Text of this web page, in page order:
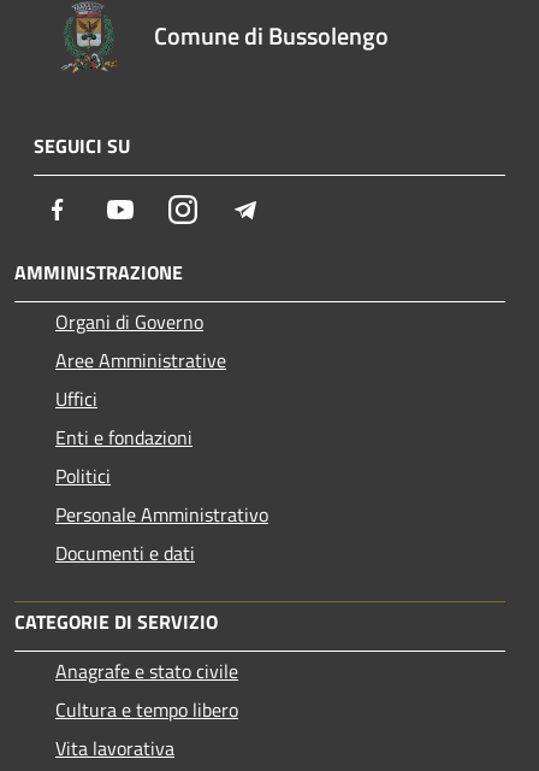
Comune di Bussolengo
SEGUICI SU
Facebook YoutubeInstagram
AMMINISTRAZIONE
Organi di Governo
Aree Amministrative
Uffici
Enti e fondazioni
Politici
Personale Amministrativo
Documenti e dati
CATEGORIE DI SERVIZIO
Anagrafe e stato civile
Cultura e tempo libero
Vita lavorativa